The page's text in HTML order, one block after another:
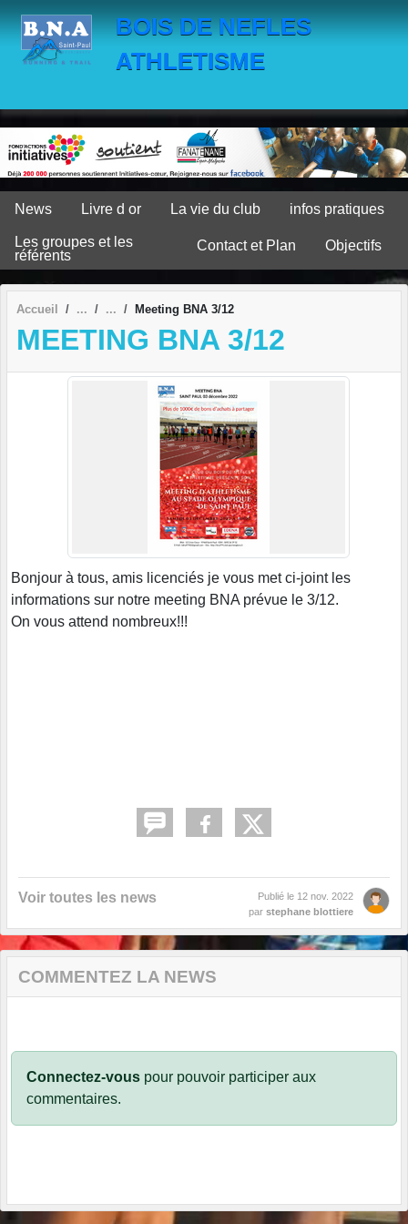
BOIS DE NEFLES
ATHLETISME
News Livre d or La vie du club infos pratiques
Les groupes et les
référents
Contact et Plan Objectifs
Accueil Meeting BNA 3/12
MEETING BNA 3/12
Bonjour à tous, amis licenciés je vous met ci-joint les
informations sur notre meeting BNA prévue le 3/12.
On vous attend nombreux!!!
Voir toutes les news Publié le 12 nov. 2022
par stephane blottiere
COMMENTEZ LA NEWS
Connectez-vous pour pouvoir participer aux
commentaires.